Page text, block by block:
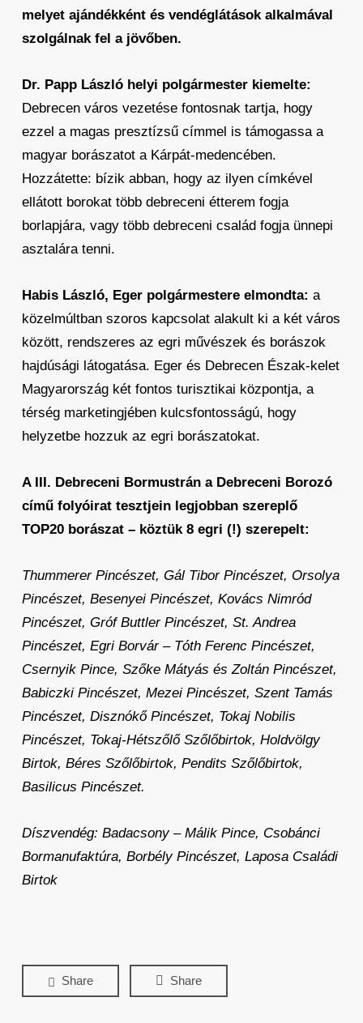
melyet ajándékként és vendéglátások alkalmával
szolgálnak fel a jövőben.
Dr. Papp László helyi polgármester kiemelte:
Debrecen város vezetése fontosnak tartja, hogy
ezzel a magas presztízsű címmel is támogassa a
magyar borászatot a Kárpát-medencében.
Hozzátette: bízik abban, hogy az ilyen címkével
ellátott borokat több debreceni étterem fogja
borlapjára, vagy több debreceni család fogja ünnepi
asztalára tenni.
Habis László, Eger polgármestere elmondta: a
közelmúltban szoros kapcsolat alakult ki a két város
között, rendszeres az egri művészek és borászok
hajdúsági látogatása. Eger és Debrecen Észak-kelet
Magyarország két fontos turisztikai központja, a
térség marketingjében kulcsfontosságú, hogy
helyzetbe hozzuk az egri borászatokat.
A III. Debreceni Bormustrán a Debreceni Borozó
című folyóirat tesztjein legjobban szereplő
TOP20 borászat – köztük 8 egri (!) szerepelt:
Thummerer Pincészet, Gál Tibor Pincészet, Orsolya
Pincészet, Besenyei Pincészet, Kovács Nimród
Pincészet, Gróf Buttler Pincészet, St. Andrea
Pincészet, Egri Borvár – Tóth Ferenc Pincészet,
Csernyik Pince, Szőke Mátyás és Zoltán Pincészet,
Babiczki Pincészet, Mezei Pincészet, Szent Tamás
Pincészet, Disznókő Pincészet, Tokaj Nobilis
Pincészet, Tokaj-Hétszőlő Szőlőbirtok, Holdvölgy
Birtok, Béres Szőlőbirtok, Pendits Szőlőbirtok,
Basilicus Pincészet.
Díszvendég: Badacsony – Málik Pince, Csobánci
Bormanufaktúra, Borbély Pincészet, Laposa Családi
Birtok
Share Share